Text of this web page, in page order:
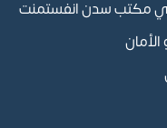
في مكتب سدن انفستمنت
الأمان